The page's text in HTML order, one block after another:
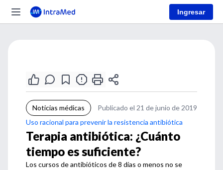
Ingresar
Noticias médicas
Publicado el 21 de junio de 2019
Uso racional para prevenir la resistencia antibiótica
Terapia antibiótica: ¿Cuánto
tiempo es suficiente?
Los cursos de antibióticos de 8 días o menos no se